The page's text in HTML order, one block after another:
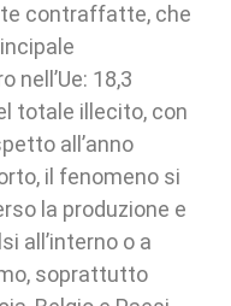
contraffatte, che
nell’Ue: 18,3
totale illecito, con
all’anno
il fenomeno si
la produzione e
all’interno o a
soprattutto